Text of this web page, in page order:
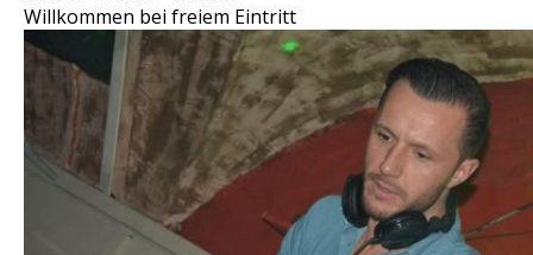
Willkommen bei freiem Eintritt